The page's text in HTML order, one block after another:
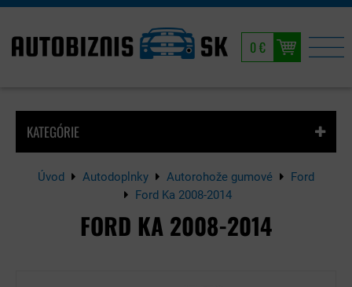
0 €
Úvod Autodoplnky Autorohože gumové
Ford
Ford Ka 2008-2014
FORD KA 2008-2014
KATEGÓRIE